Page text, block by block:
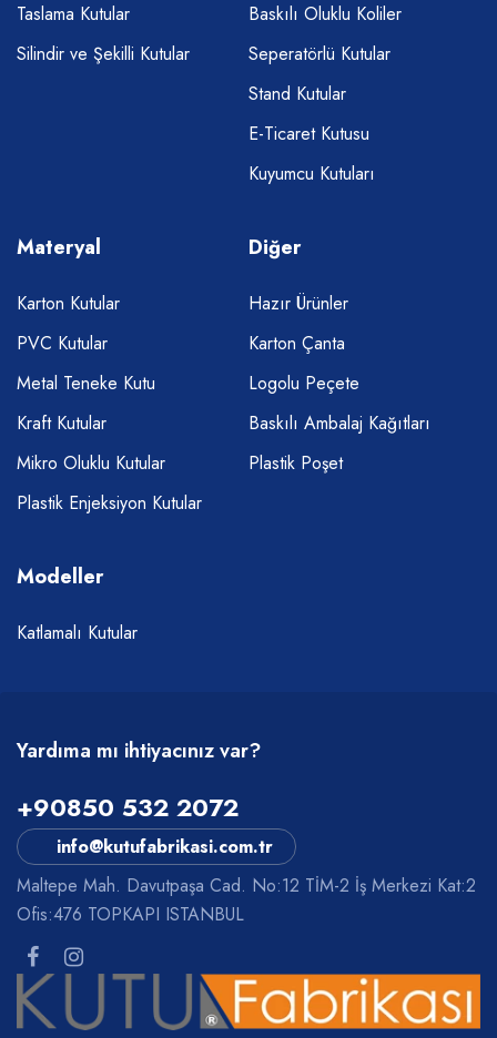
Taslama Kutular
Silindir ve Şekilli Kutular
Baskılı Oluklu Koliler
Seperatörlü Kutular
Stand Kutular
E-Ticaret Kutusu
Kuyumcu Kutuları
Materyal
Karton Kutular
PVC Kutular
Metal Teneke Kutu
Kraft Kutular
Mikro Oluklu Kutular
Plastik Enjeksiyon Kutular
Diğer
Hazır Ürünler
Karton Çanta
Logolu Peçete
Baskılı Ambalaj Kağıtları
Plastik Poşet
Modeller
Katlamalı Kutular
Yardıma mı ihtiyacınız var?
+90850 532 2072
info@kutufabrikasi.com.tr
Maltepe Mah. Davutpaşa Cad. No:12 TİM-2 İş Merkezi Kat:2
Ofis:476 TOPKAPI ISTANBUL